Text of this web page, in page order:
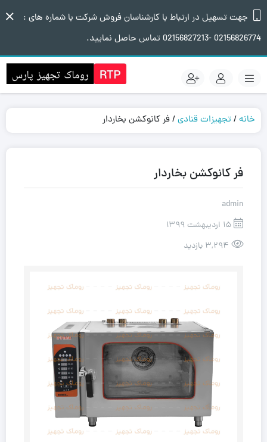
جهت تسهیل در ارتباط با کارشناسان فروش شرکت با شماره های :
02156826774 -02156827213 تماس حاصل نمایید.
خانه/تجهیزات قنادی/ فر کانوکشن بخاردار
فر کانوکشن بخاردار
admin
15 اردیبهشت 1399